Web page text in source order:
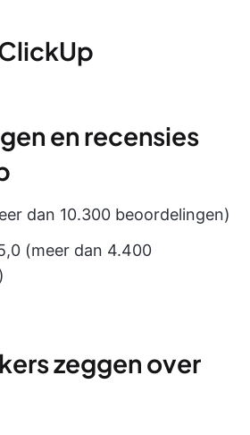
en recensies
dan 10.300 beoordelingen)
(meer dan 4.400
zeggen over